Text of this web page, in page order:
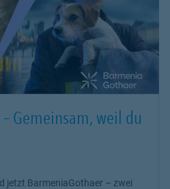
Gemeinsam, weil du
jetzt BarmeniaGothaer – zwei